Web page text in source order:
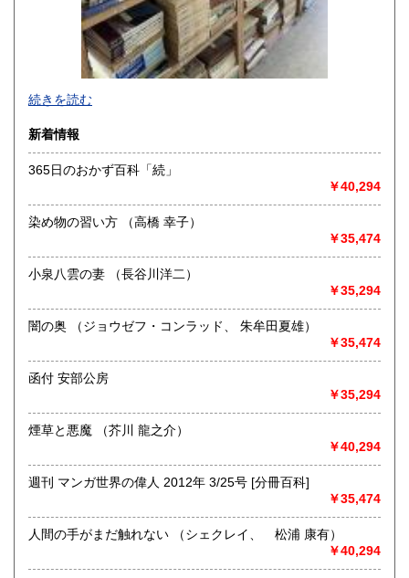
-
沿線名：-
最寄駅：-
営業時間：-
定休日：-
書籍の買取について
取り扱い分野
総記、哲学宗教、歴史、社会科学、自然科学、美術工芸、国
語国文、外国文学、古典籍、近代文献、趣味、外国書、サブ
カルチャー、古書一般（その他）
続きを読む
新着情報
365日のおかず百科「続」
￥40,294
染め物の習い方 （高橋 幸子）
￥35,474
小泉八雲の妻 （長谷川洋二）
￥35,294
闇の奥 （ジョウゼフ・コンラッド、 朱牟田夏雄）
￥35,474
函付 安部公房
￥35,294
煙草と悪魔 （芥川 龍之介）
￥40,294
週刊 マンガ世界の偉人 2012年 3/25号 [分冊百科]
￥35,474
人間の手がまだ触れない （シェクレイ、 松浦 康有）
￥40,294